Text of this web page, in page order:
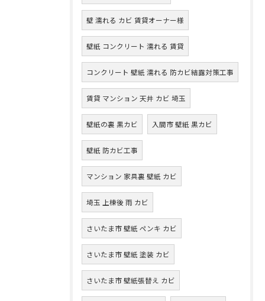
壁 濡れる カビ 賃貸オーナー様
壁紙 コンクリート 濡れる 賃貸
コンクリート 壁紙 濡れる 防カビ結露対策工事
賃貸 マンション 天井 カビ 埼玉
壁紙の裏 黒カビ 入間市 壁紙 黒カビ
壁紙 防カビ工事
マンション 家具裏 壁紙 カビ
埼玉 上棟後 雨 カビ
さいたま市 壁紙 ペンキ カビ
さいたま市 壁紙 塗装 カビ
さいたま市 壁紙張替え カビ